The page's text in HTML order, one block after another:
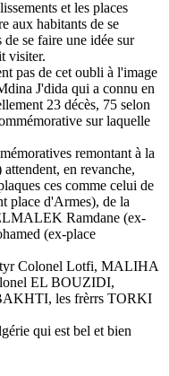
et les places
aux habitants de se
se faire une idée sur
visiter.
pas de cet oubli à l'image
J'dida qui a connu en
23 décès, 75 selon
sur laquelle
remontant à la
en revanche,
ces comme celui de
place d'Armes), de la
Ramdane (ex-
(ex-place
Colonel Lotfi, MALIHA
EL BOUZIDI,
les frèrrs TORKI
qui est bel et bien